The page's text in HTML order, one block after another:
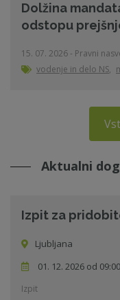
Dolžina
odstopu
15. 07. 2026 - Pravni
vodenje in delo NS,
Aktualni
Izpit za
Ljubljana
01. 12. 2026 od 09:00
Izpit